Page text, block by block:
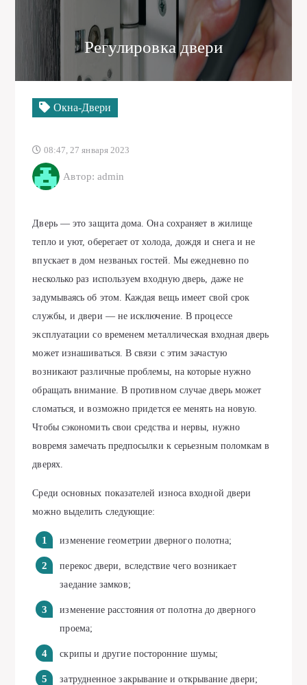
Регулировка двери
Окна-Двери
08:47, 27 января 2023
Автор: admin
Дверь — это защита дома. Она сохраняет в жилище
тепло и уют, оберегает от холода, дождя и снега и не
впускает в дом незваных гостей. Мы ежедневно по
несколько раз используем входную дверь, даже не
задумываясь об этом. Каждая вещь имеет свой срок
службы, и двери — не исключение. В процессе
эксплуатации со временем металлическая входная дверь
может изнашиваться. В связи с этим зачастую
возникают различные проблемы, на которые нужно
обращать внимание. В противном случае дверь может
сломаться, и возможно придется ее менять на новую.
Чтобы сэкономить свои средства и нервы, нужно
вовремя замечать предпосылки к серьезным поломкам в
дверях.
Среди основных показателей износа входной двери
можно выделить следующие:
изменение геометрии дверного полотна;
перекос двери, вследствие чего возникает
заедание замков;
изменение расстояния от полотна до дверного
проема;
скрипы и другие посторонние шумы;
затрудненное закрывание и открывание двери;